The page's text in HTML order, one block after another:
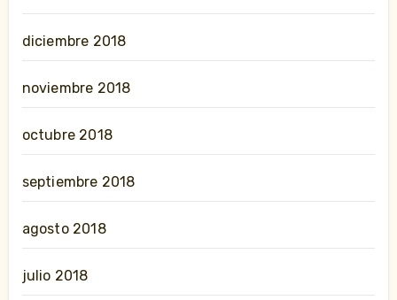
diciembre 2018
noviembre 2018
octubre 2018
septiembre 2018
agosto 2018
julio 2018